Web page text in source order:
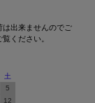
は出来ませんのでご
覧ください。
土
5
12